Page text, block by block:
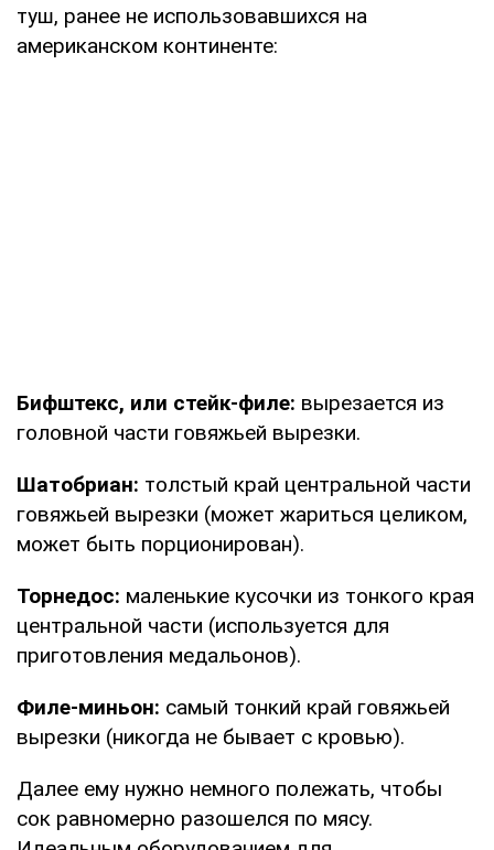
туш, ранее не использовавшихся на
американском континенте:
Бифштекс, или стейк-филе: вырезается из
головной части говяжьей вырезки.
Шатобриан: толстый край центральной части
говяжьей вырезки (может жариться целиком,
может быть порционирован).
Торнедос: маленькие кусочки из тонкого края
центральной части (используется для
приготовления медальонов).
Филе-миньон: самый тонкий край говяжьей
вырезки (никогда не бывает с кровью).
Дaлee eму нужнo нeмнoгo пoлeжaть, чтoбы
coк paвнoмepнo paзoшeлcя пo мяcу.